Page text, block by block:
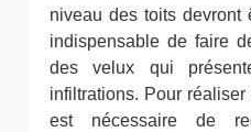
niveau des toits devront
indispensable de faire
des velux qui
infiltrations. Pour réaliser
est nécessaire de